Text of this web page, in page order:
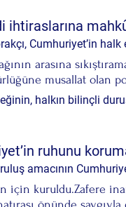
ihtiraslarına
Cumhuriyet’in
arasına
musallat olan
halkın bilinçli
ruhunu
amacının
için kuruldu.Zafere